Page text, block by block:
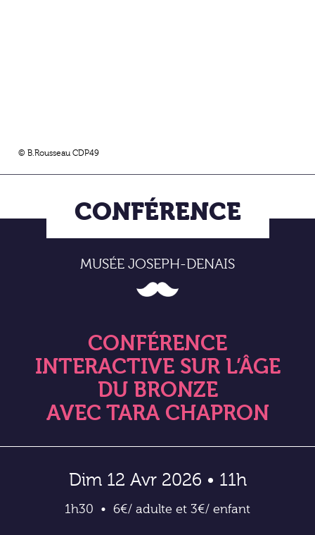
© B.Rousseau CDP49
CONFÉRENCE
MUSÉE JOSEPH-DENAIS
CONFÉRENCE
INTERACTIVE SUR L’ÂGE
DU BRONZE
AVEC TARA CHAPRON
Dim 12 Avr 2026 • 11h
1h30 6€/ adulte et 3€/ enfant